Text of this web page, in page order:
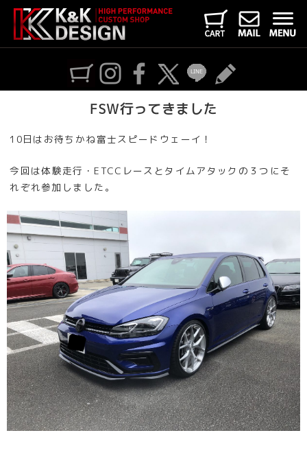
FSW行ってきました
10日はお待ちかね富士スピードウェーイ！
今回は体験走行・ETCCレースとタイムアタックの３つにそ
れぞれ参加しました。